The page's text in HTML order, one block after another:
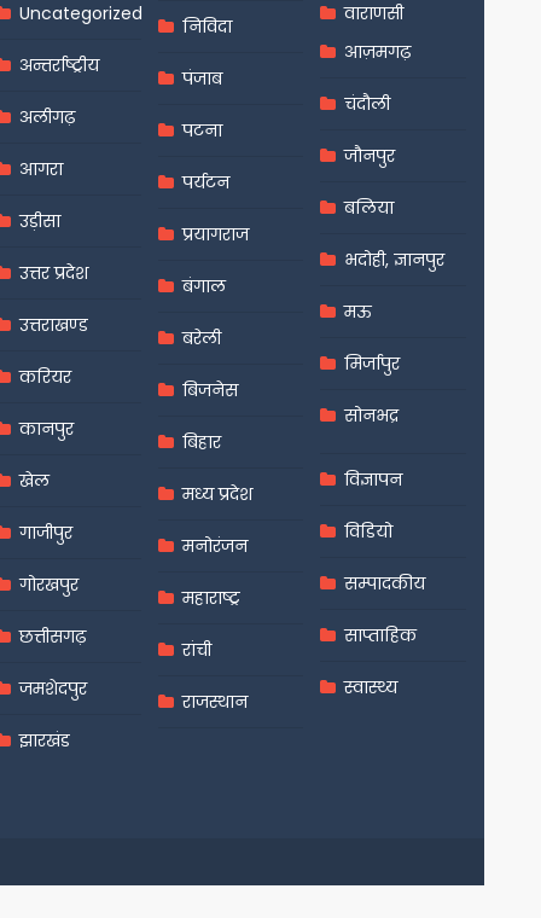
Uncategorized
अन्तर्राष्ट्रीय
अलीगढ़
आगरा
उड़ीसा
उत्तर प्रदेश
उत्तराखण्ड
करियर
कानपुर
खेल
गाजीपुर
गोरखपुर
छत्तीसगढ़
जमशेदपुर
झारखंड
निविदा
पंजाब
पटना
पर्यटन
प्रयागराज
बंगाल
बरेली
बिजनेस
बिहार
मध्य प्रदेश
मनोरंजन
महाराष्ट्र
रांची
राजस्थान
वाराणसी
आज़मगढ़
चंदौली
जौनपुर
बलिया
भदोही, ज्ञानपुर
मऊ
मिर्जापुर
सोनभद्र
विज्ञापन
विडियो
सम्पादकीय
साप्ताहिक
स्वास्थ्य